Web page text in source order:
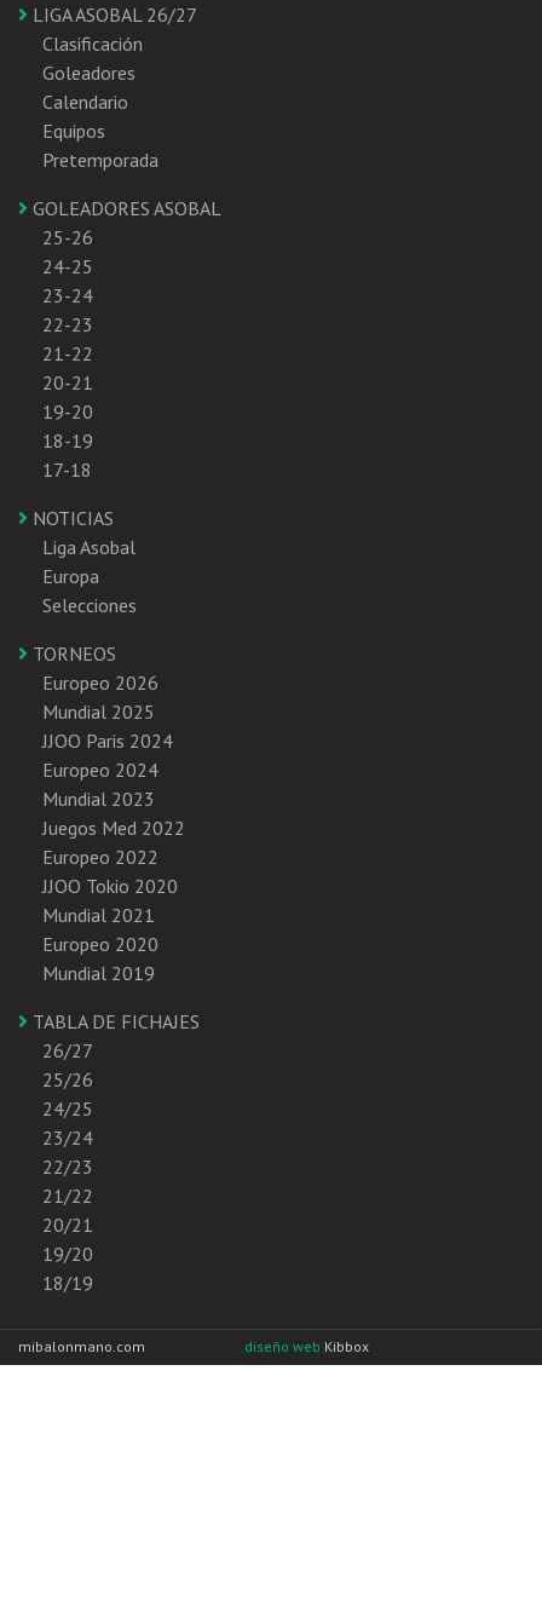
LIGA ASOBAL 26/27
Clasificación
Goleadores
Calendario
Equipos
Pretemporada
GOLEADORES ASOBAL
25-26
24-25
23-24
22-23
21-22
20-21
19-20
18-19
17-18
NOTICIAS
Liga Asobal
Europa
Selecciones
TORNEOS
Europeo 2026
Mundial 2025
JJOO Paris 2024
Europeo 2024
Mundial 2023
Juegos Med 2022
Europeo 2022
JJOO Tokio 2020
Mundial 2021
Europeo 2020
Mundial 2019
TABLA DE FICHAJES
26/27
25/26
24/25
23/24
22/23
21/22
20/21
19/20
18/19
mibalonmano.com diseño web Kibbox